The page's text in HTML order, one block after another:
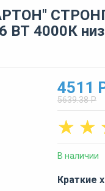
ВТ 4000К низ
4511
5639.38 Р
☆
☆
В наличии
Краткие